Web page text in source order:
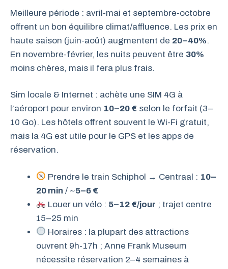
Meilleure période : avril-mai et septembre-octobre
offrent un bon équilibre climat/affluence. Les prix en
haute saison (juin-août) augmentent de 20–40%.
En novembre-février, les nuits peuvent être 30%
moins chères, mais il fera plus frais.
Sim locale & Internet : achète une SIM 4G à
l’aéroport pour environ 10–20 € selon le forfait (3–
10 Go). Les hôtels offrent souvent le Wi-Fi gratuit,
mais la 4G est utile pour le GPS et les apps de
réservation.
Prendre le train Schiphol → Centraal : 10–
20 min / ~5–6 €
Louer un vélo : 5–12 €/jour ; trajet centre
15–25 min
Horaires : la plupart des attractions
ouvrent 9h-17h ; Anne Frank Museum
nécessite réservation 2–4 semaines à